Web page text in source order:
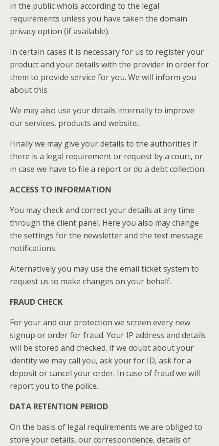
in the public whois according to the legal
requirements unless you have taken the domain
privacy option (if available).
In certain cases it is necessary for us to register your
product and your details with the provider in order for
them to provide service for you. We will inform you
about this.
We may also use your details internally to improve
our services, products and website.
Finally we may give your details to the authorities if
there is a legal requirement or request by a court, or
in case we have to file a report or do a debt collection.
ACCESS TO INFORMATION
You may check and correct your details at any time
through the client panel. Here you also may change
the settings for the newsletter and the text message
notifications.
Alternatively you may use the email ticket system to
request us to make changes on your behalf.
FRAUD CHECK
For your and our protection we screen every new
signup or order for fraud. Your IP address and details
will be stored and checked. If we doubt about your
identity we may call you, ask your for ID, ask for a
deposit or cancel your order. In case of fraud we will
report you to the police.
DATA RETENTION PERIOD
On the basis of legal requirements we are obliged to
store your details, our correspondence, details of